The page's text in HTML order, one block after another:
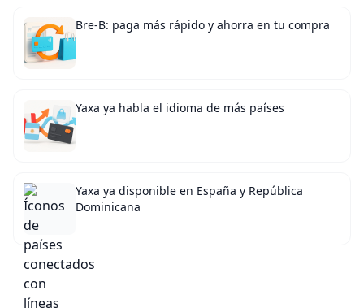
Bre-B: paga más rápido y ahorra en tu compra
Yaxa ya habla el idioma de más países
Yaxa ya disponible en España y República
Dominicana